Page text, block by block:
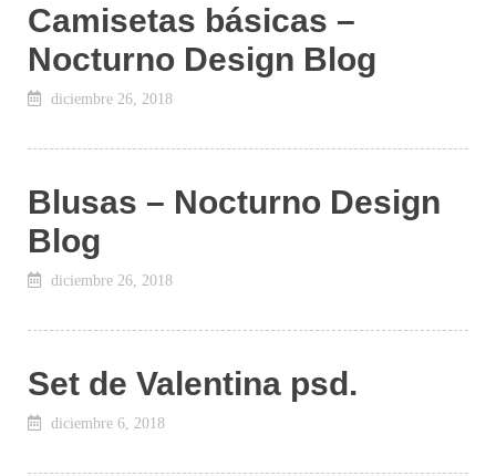
Camisetas básicas –
Nocturno Design Blog
diciembre 26, 2018
Blusas – Nocturno Design
Blog
diciembre 26, 2018
Set de Valentina psd.
diciembre 6, 2018